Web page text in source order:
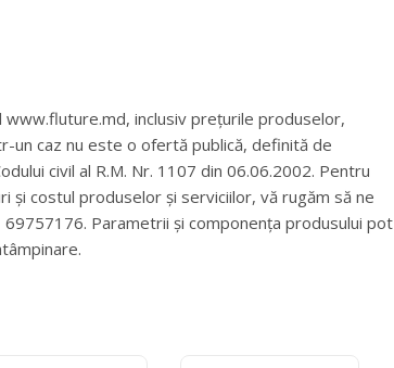
inclusiv prețurile produselor,
un caz nu este o ofertă publică, definită de
civil al R.M. Nr. 1107 din 06.06.2002. Pentru
și costul produselor și serviciilor, vă rugăm să ne
Parametrii și componența produsului pot